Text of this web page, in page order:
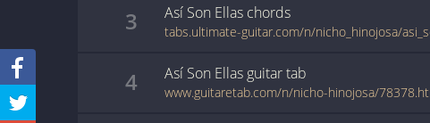
3 Así Son Ellas chords
tabs.ultimate-guitar.com/n/nicho_hinojosa/
4 Así Son Ellas guitartab
www.guitaretab.com/n/nicho-hinojosa/